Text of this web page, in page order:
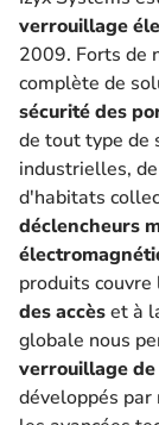
verrouillage
2009. Forts de
complète de
sécurité des
de tout type de
industrielles,
d'habitats
déclencheurs
produits couvre
des accèset à
globale nous
verrouillage
développés